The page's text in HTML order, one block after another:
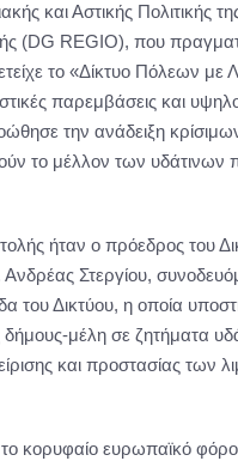
και Αστικής Πολιτικής
(DG REGIO), που
το «Δίκτυο Πόλεων με
παρεμβάσεις και
την ανάδειξη
το μέλλον των υδάτινων
ήταν ο πρόεδρος του
Στεργίου,
του Δικτύου, η οποία
δήμους-μέλη σε ζητήματα
και προστασίας των
κορυφαίο ευρωπαϊκό